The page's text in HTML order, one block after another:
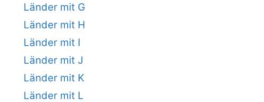
Länder mit G
Länder mit H
Länder mit I
Länder mit J
Länder mit K
Länder mit L